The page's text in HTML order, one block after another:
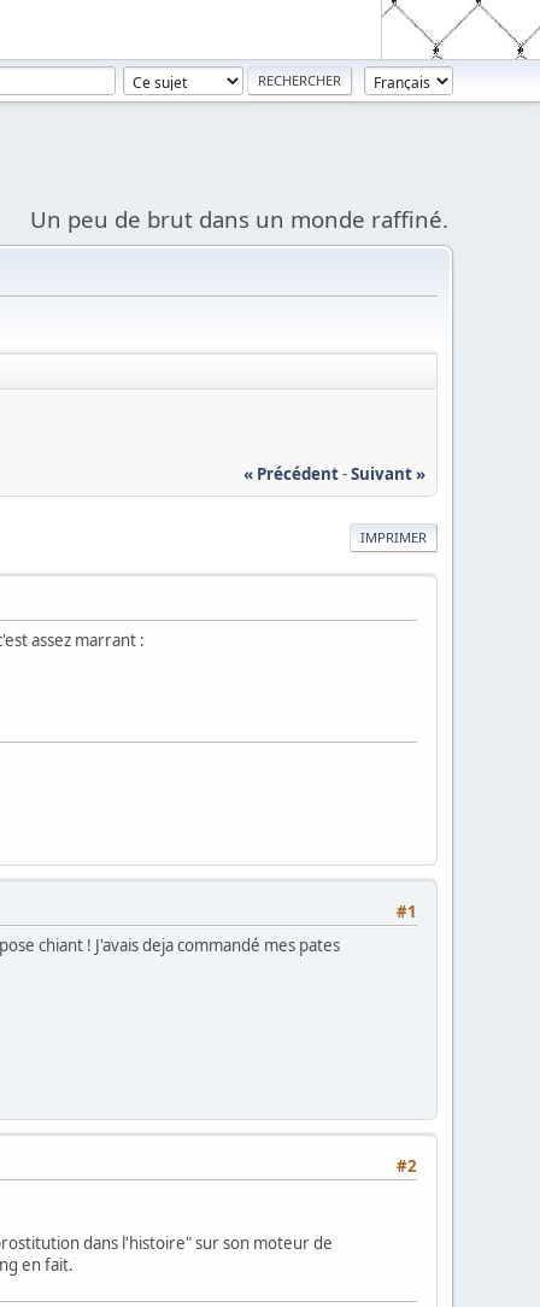
Un peu de brut dans un monde raffiné.
« Précédent-Suivant »
IMPRIMER
assez marrant :
#1
chiant ! J'avais deja commandé mes pates
#2
dans l'histoire" sur son moteur de
en fait.